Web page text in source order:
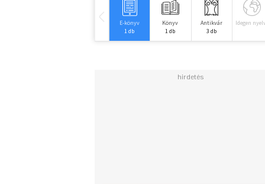
E-könyv
1 db
Könyv
1 db
Antikvár
3 db
Idegen